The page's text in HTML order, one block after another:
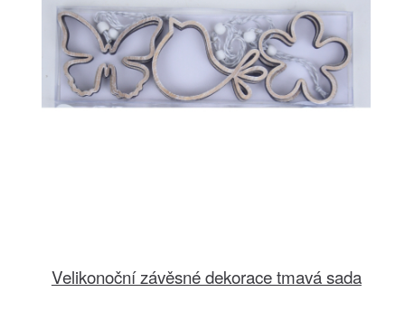
Velikonoční závěsné dekorace tmavá sada